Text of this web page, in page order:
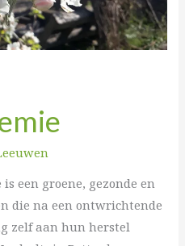
een groene, gezonde en
die na een ontwrichtende
zelf aan hun herstel